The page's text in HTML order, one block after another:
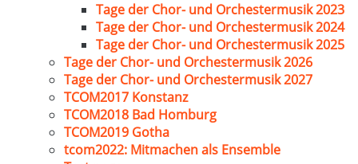
Tage der Chor- und Orchestermusik 2023
Tage der Chor- und Orchestermusik 2024
Tage der Chor- und Orchestermusik 2025
Tage der Chor- und Orchestermusik 2026
Tage der Chor- und Orchestermusik 2027
TCOM2017 Konstanz
TCOM2018 Bad Homburg
TCOM2019 Gotha
tcom2022: Mitmachen als Ensemble